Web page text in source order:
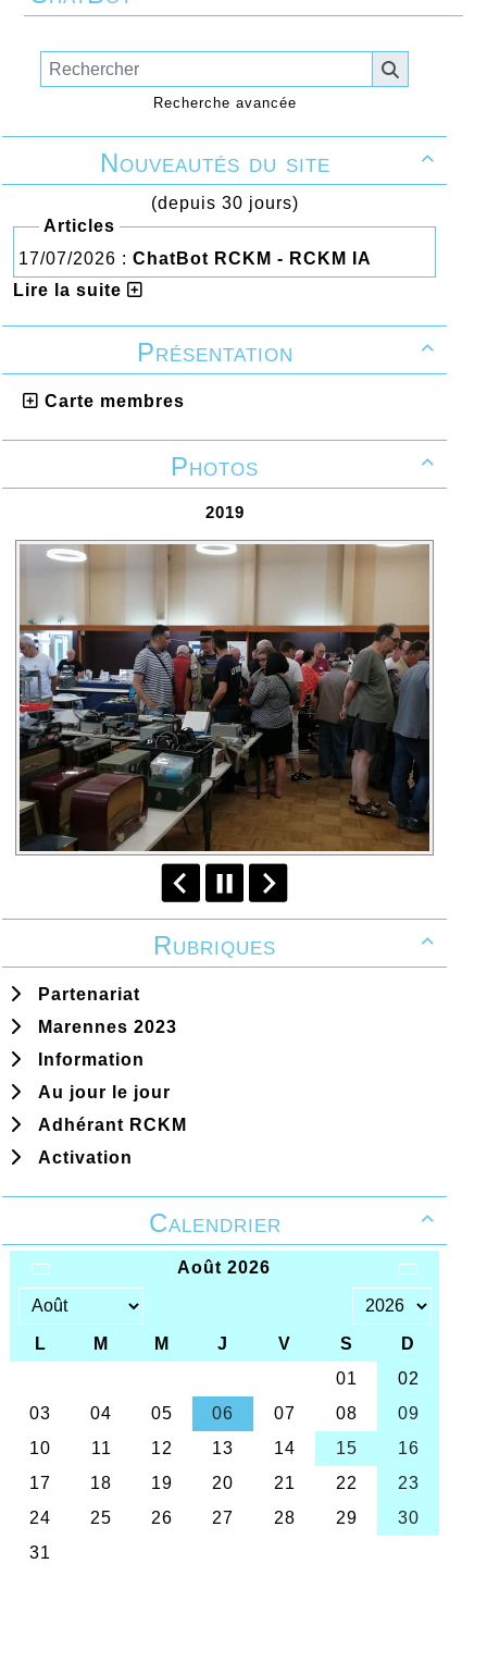
Recherche avancée

Nouveautés du site
(depuis 30 jours)
Articles
17/07/2026 : ChatBot RCKM - RCKM IA
Lire la suite

Présentation
Carte membres

Photos
2019

Rubriques
Partenariat
Marennes 2023
Information
Au jour le jour
Adhérant RCKM
Activation

Calendrier